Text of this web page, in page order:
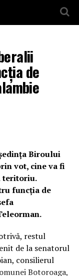
de
Biroului
vot, cine va fi
teritoriu.
funcția de
restul
de la senatorul
consilierul
Botoroaga,